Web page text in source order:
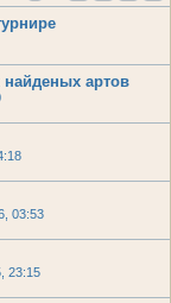
артов
03:53
23:15